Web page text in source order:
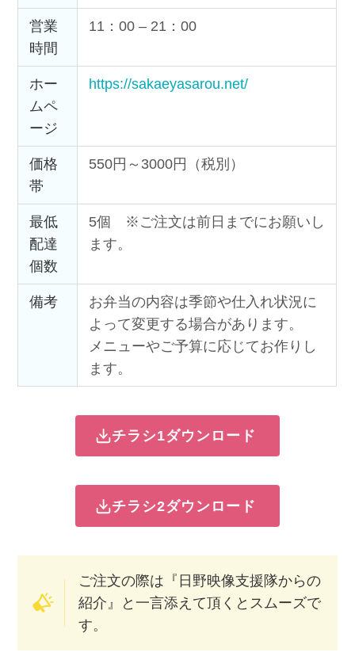
営業
時間
11：00 – 21：00
ホー
ムペ
ージ
https://sakaeyasarou.net/
価格
帯
550円～3000円（税別）
最低
配達
個数
5個 ※ご注文は前日までにお願いし
ます。
備考
お弁当の内容は季節や仕入れ状況に
よって変更する場合があります。
メニューやご予算に応じてお作りし
ます。
チラシ1ダウンロード
チラシ2ダウンロード
ご注文の際は『日野映像支援隊からの
紹介』と一言添えて頂くとスムーズで
す。